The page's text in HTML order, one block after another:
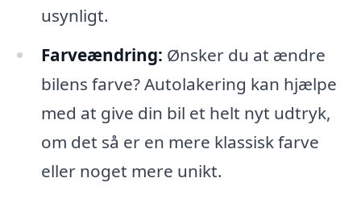
usynligt.
Farveændring: Ønsker du at ændre
bilens farve? Autolakering kan hjælpe
med at give din bil et helt nyt udtryk,
om det så er en mere klassisk farve
eller noget mere unikt.